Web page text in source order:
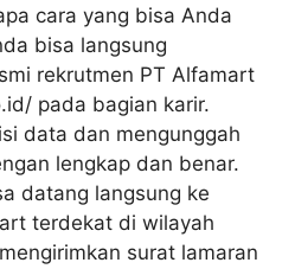
cara yang bisa Anda
bisa langsung
rekrutmen PT Alfamart
pada bagian karir.
data dan mengunggah
lengkap dan benar.
datang langsung ke
terdekat di wilayah
surat lamaran